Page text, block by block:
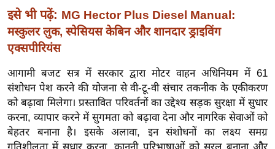
त्य
ज
ग
ऑ
टो
व
र्ल्ड
न्यू
इसे भी पढ़ें: MG Hector Plus Diesel Manual:
मस्कुलर लुक, स्पेसियस केबिन और शानदार ड्राइविंग
एक्सपीरियंस
आगामी बजट सत्र में सरकार द्वारा मोटर वाहन अधिनियम में 61
संशोधन पेश करने की योजना से वी-टू-वी संचार तकनीक के एकीकरण
को बढ़ावा मिलेगा। प्रस्तावित परिवर्तनों का उद्देश्य सड़क सुरक्षा में सुधार
करना, व्यापार करने में सुगमता को बढ़ावा देना और नागरिक सेवाओं को
बेहतर बनाना है। इसके अलावा, इन संशोधनों का लक्ष्य समग्र